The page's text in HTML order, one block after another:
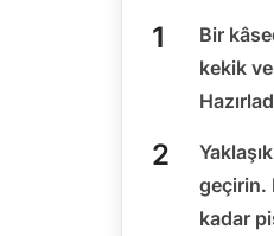
Bir
kekik
geçirin.
kadar